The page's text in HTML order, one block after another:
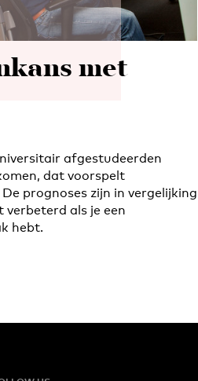
met
afgestudeerden
dat voorspelt
prognoses zijn in vergelijking
als je een
hebt.